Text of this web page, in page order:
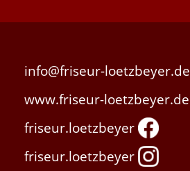
info@friseur-loetzbeyer.de
www.friseur-loetzbeyer.de
friseur.loetzbeyer
friseur.loetzbeyer